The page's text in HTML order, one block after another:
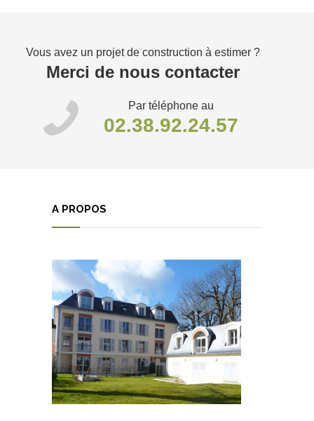
Vous avez un projet de construction à estimer ?
Merci de nous contacter
Par téléphone au
02.38.92.24.57
A PROPOS